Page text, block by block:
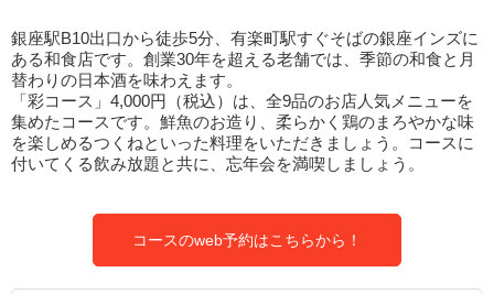
銀座駅B10出口から徒歩5分、有楽町駅すぐそばの銀座インズに
ある和食店です。創業30年を超える老舗では、季節の和食と月
替わりの日本酒を味わえます。
「彩コース」4,000円（税込）は、全9品のお店人気メニューを
集めたコースです。鮮魚のお造り、柔らかく鶏のまろやかな味
を楽しめるつくねといった料理をいただきましょう。コースに
付いてくる飲み放題と共に、忘年会を満喫しましょう。
コースのweb予約はこちらから！